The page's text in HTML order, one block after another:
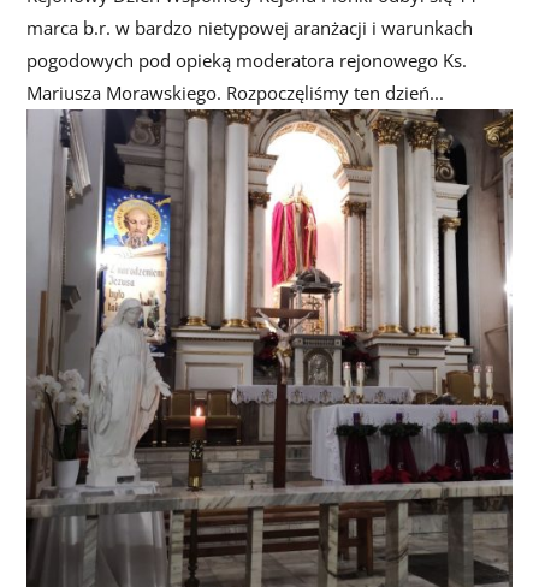
marca b.r. w bardzo nietypowej aranżacji i warunkach
pogodowych pod opieką moderatora rejonowego Ks.
Mariusza Morawskiego. Rozpoczęliśmy ten dzień...